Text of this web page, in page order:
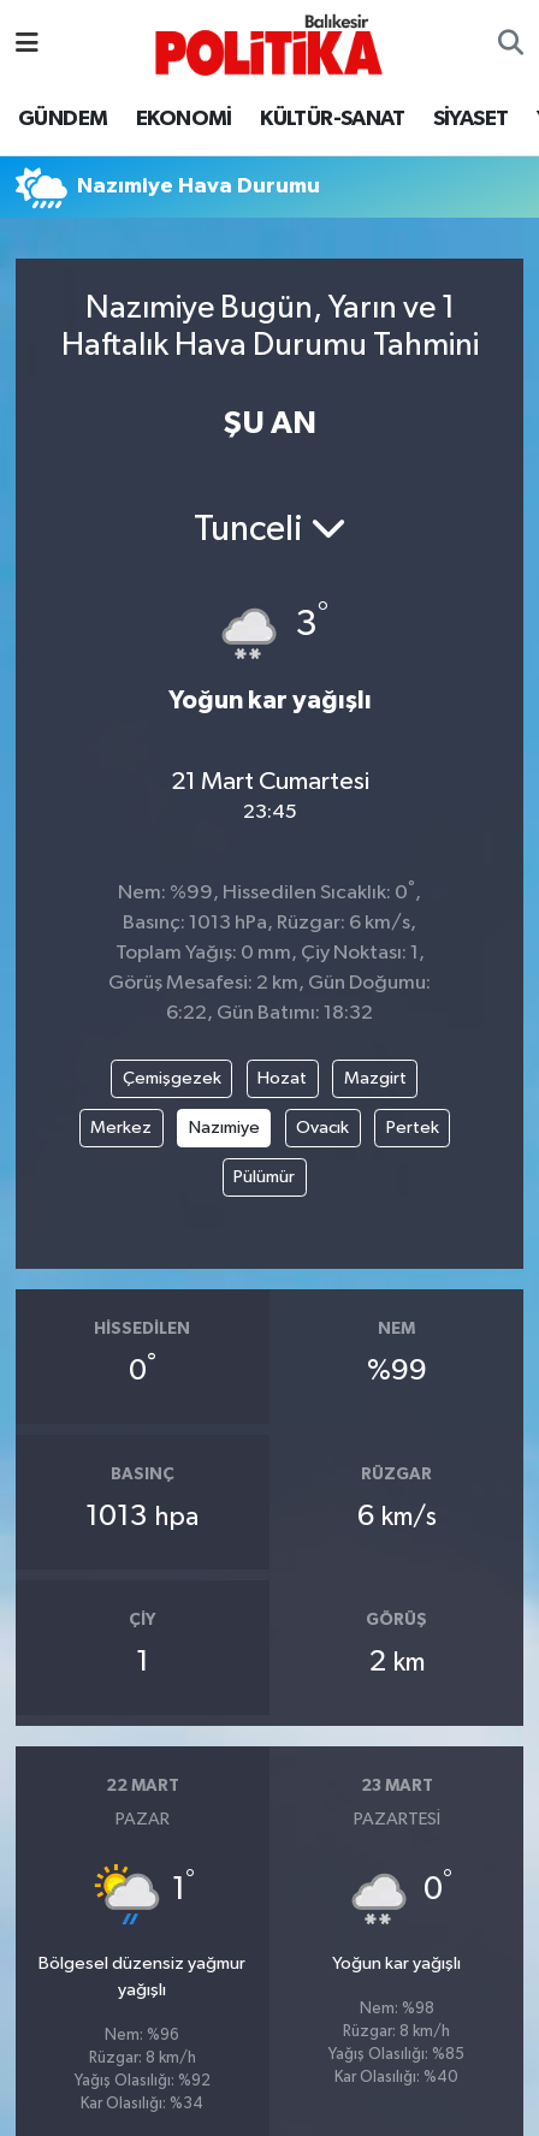
GÜNDEM EKONOMİ KÜLTÜR-SANAT SİYASET
Nazımiye Hava Durumu
Nazımiye Bugün, Yarın ve 1
Haftalık Hava Durumu Tahmini
ŞU AN
Tunceli
3°
Yoğun kar yağışlı
21 Mart Cumartesi
23:45
Nem: %99, Hissedilen Sıcaklık: 0° ,
Basınç: 1013 hPa, Rüzgar: 6 km/s,
Toplam Yağış: 0 mm, Çiy Noktası: 1,
Görüş Mesafesi: 2 km, Gün Doğumu:
6:22, Gün Batımı: 18:32
Çemişgezek Hozat Mazgirt
Merkez Nazımiye Ovacık Pertek
Pülümür
HISSEDILEN
0°
NEM
%99
BASINÇ
1013 hpa
RÜZGAR
6 km/s
ÇIY
1
GÖRÜŞ
2 km
22 MART
PAZAR
1 °
Bölgesel düzensiz yağmur
yağışlı
Nem: %96
Rüzgar: 8 km/h
Yağış Olasılığı: %92
Kar Olasılığı: %34
23 MART
PAZARTESI
0°
Yoğun kar yağışlı
Nem: %98
Rüzgar: 8 km/h
Yağış Olasılığı: %85
Kar Olasılığı: %40
Ayvalık
Balya
Bigadiç
Erdek
Gömeç
Havran
İvrindi
KÜLTÜR-SANAT
MAGAZİN
Manyas
OTOMOTİV
SAĞLIK
Savaştepe
SEYAHAT
SİYASET
Sındırgı
SPOR
SÜRMANŞET
Balıkesir Hava Durumu
Balıkesir Namaz Vakitleri
Süper Lig Puan Durumu ve Fikstür